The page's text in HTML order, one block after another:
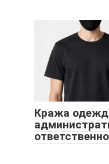
Кража